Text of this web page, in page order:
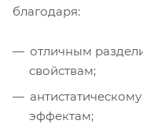
благодаря:
отличным
свойствам;
эффектам;